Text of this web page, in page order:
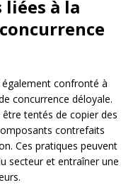
à la
confronté à
concurrence déloyale.
tentés de copier des
contrefaits
Ces pratiques peuvent
secteur et entraîner une